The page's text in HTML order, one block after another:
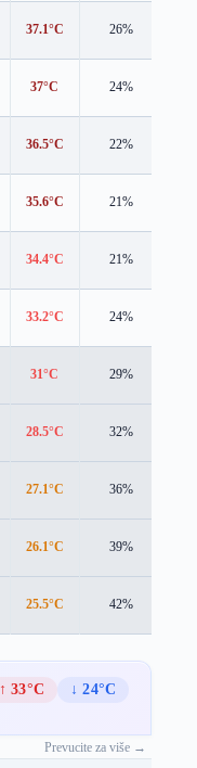
37.1°C 26%
37°C 24%
36.5°C 22%
35.6°C 21%
34.4°C 21%
33.2°C 24%
31°C 29%
28.5°C 32%
27.1°C 36%
26.1°C 39%
25.5°C 42%
↑ 33°C
↓ 24°C
Prevucite za više →